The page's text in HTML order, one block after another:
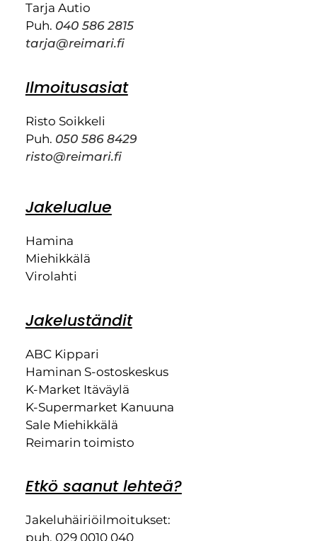
Tarja Autio
Puh. 040 586 2815
tarja@reimari.fi
Ilmoitusasiat
Risto Soikkeli
Puh. 050 586 8429
risto@reimari.fi
Jakelualue
Hamina
Miehikkälä
Virolahti
Jakeluständit
ABC Kippari
Haminan S-ostoskeskus
K-Market Itäväylä
K-Supermarket Kanuuna
Sale Miehikkälä
Reimarin toimisto
Etkö saanut lehteä?
Jakeluhäiriöilmoitukset:
puh. 029 0010 040